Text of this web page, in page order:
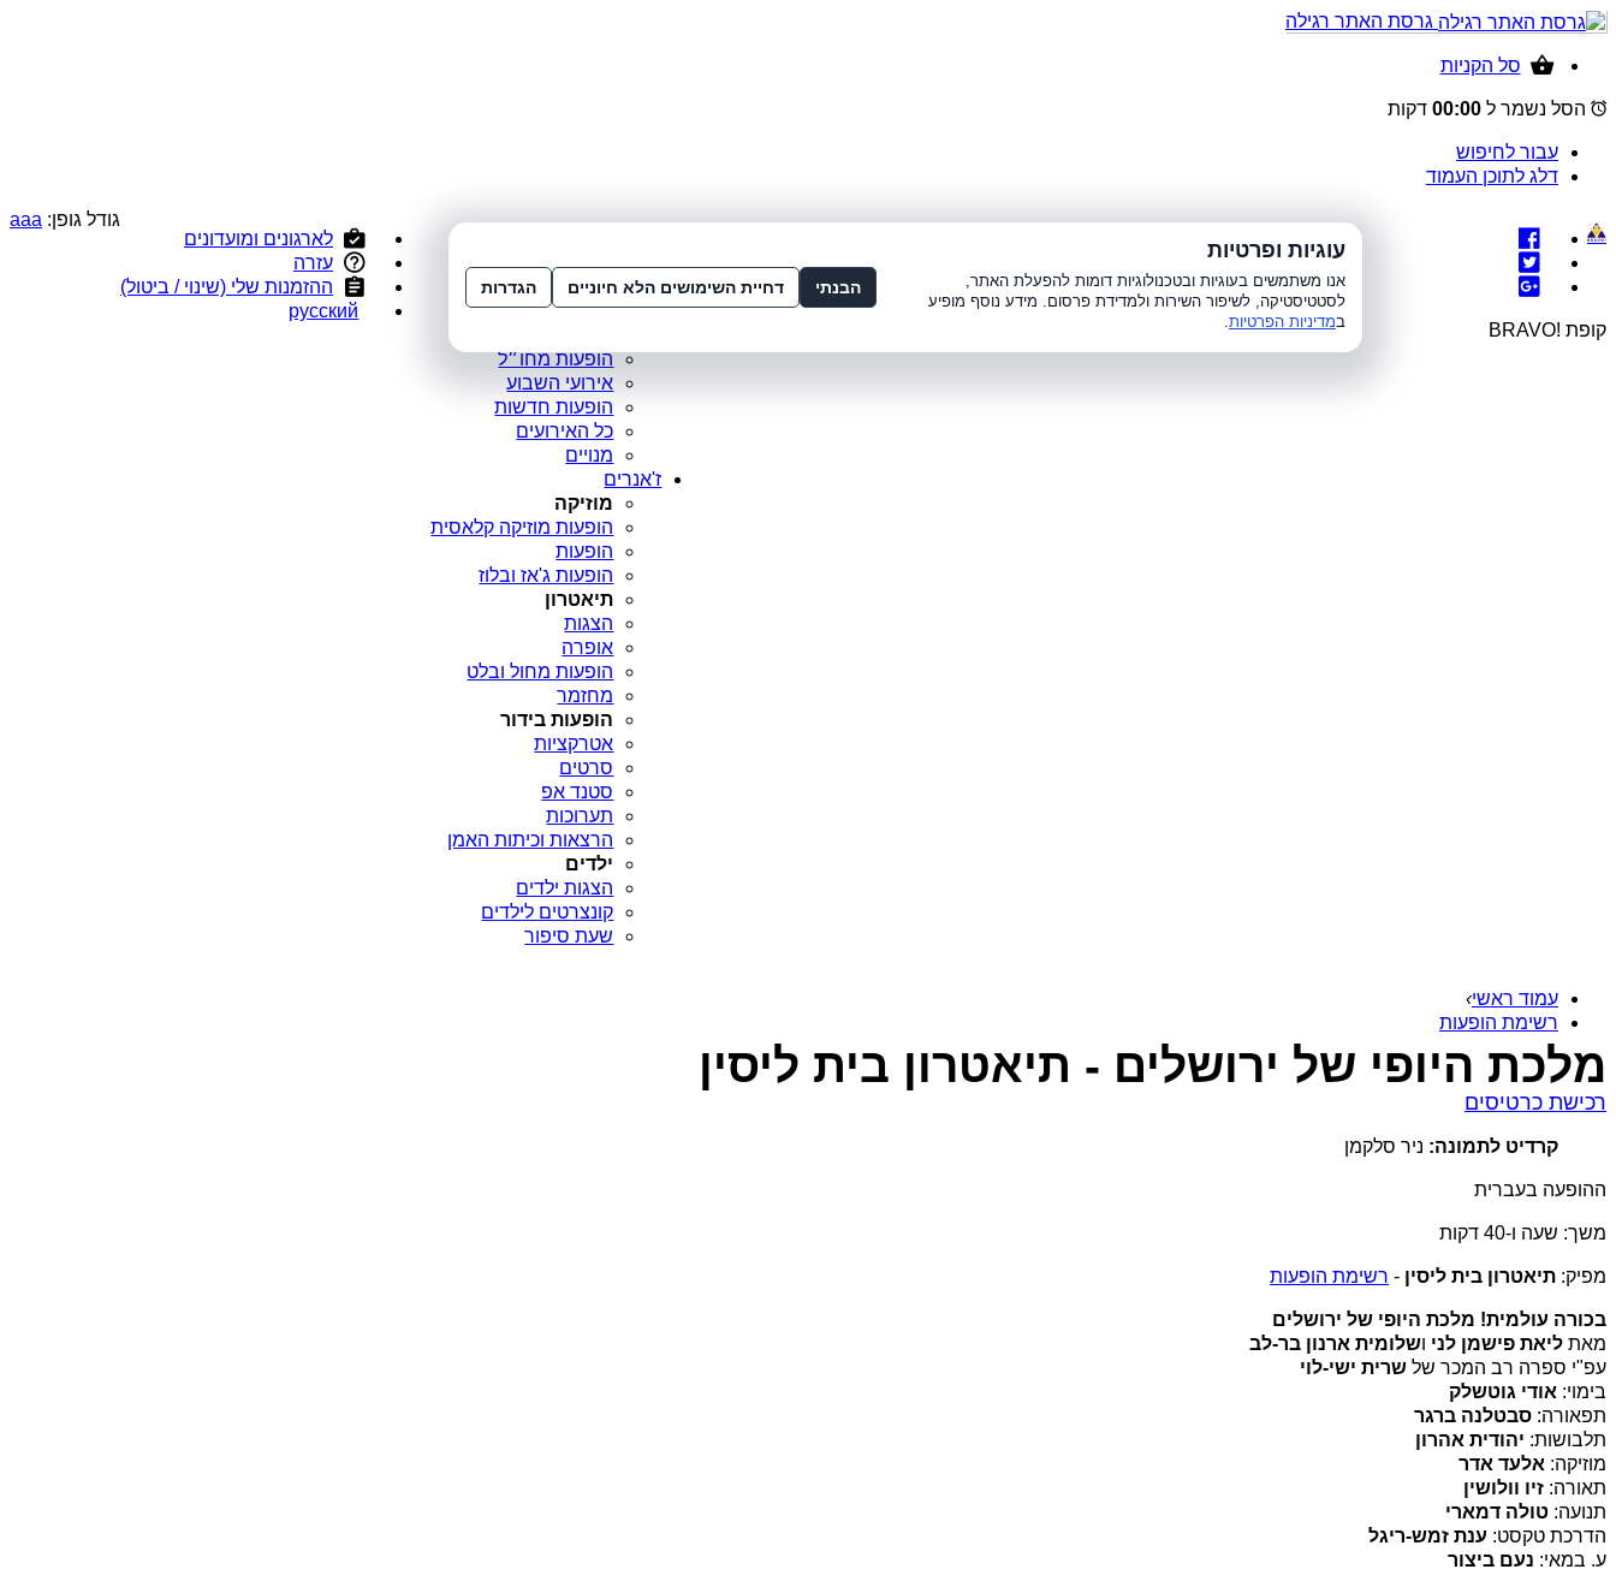
גרסת האתר רגילה
סל הקניות
הסל נשמר ל 00:00 דקות
עבור לחיפוש
דלג לתוכן העמוד
גודל גופן: aaa
קופת !BRAVO
עמוד ראשי
סופר פרייס
מופעים מומלצים
הופעות מחו״ל
אירועי השבוע
הופעות חדשות
כל האירועים
מנויים
ז'אנרים
מוזיקה
הופעות מוזיקה קלאסית
הופעות
הופעות ג'אז ובלוז
תיאטרון
הצגות
אופרה
הופעות מחול ובלט
מחזמר
הופעות בידור
אטרקציות
סרטים
סטנד אפ
תערוכות
הרצאות וכיתות האמן
ילדים
הצגות ילדים
קונצרטים לילדים
שעת סיפור
לארגונים ומועדונים
עזרה
ההזמנות שלי (שינוי / ביטול)
русский
עמוד ראשי›
רשימת הופעות
מלכת היופי של ירושלים - תיאטרון בית ליסין
רכישת כרטיסים
קרדיט לתמונה: ניר סלקמן
ההופעה בעברית
משך: שעה ו-40 דקות
מפיק: תיאטרון בית ליסין - רשימת הופעות
בכורה עולמית! מלכת היופי של ירושלים
מאת ליאת פישמן לני ושלומית ארנון בר-לב
עפ"י ספרה רב המכר של שרית ישי-לוי
בימוי: אודי גוטשלק
תפאורה: סבטלנה ברגר
תלבושות: יהודית אהרון
מוזיקה: אלעד אדר
תאורה: זיו וולושין
תנועה: טולה דמארי
הדרכת טקסט: ענת זמש-ריגל
ע. במאי: נעם ביצור
עוגיות ופרטיות
אנו משתמשים בעוגיות ובטכנולוגיות דומות להפעלת האתר,
לסטטיסטיקה, לשיפור השירות ולמדידת פרסום. מידע נוסף מופיע
במדיניות הפרטיות
הבנתי דחיית השימושים הלא חיוניים הגדרות